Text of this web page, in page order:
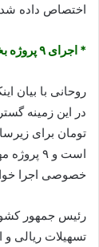
اختصاص داده
* اجرای ۹ پروژه بخش خصوصی به ارزش ۹۵ میلیارد تومان
روحانی با بیان
تومان برای
خصوصی اجرا
رئیس جمهور
تسهیلات ریالی